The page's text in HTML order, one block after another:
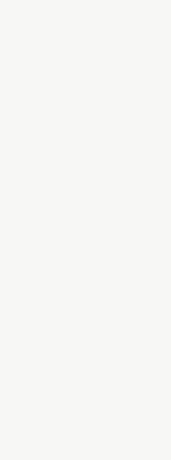
DELLA GALLERIA